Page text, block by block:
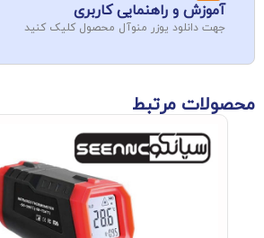
آموزش و راهنمایی کاربری
جهت دانلود یوزر منوآل محصول کلیک کنید
محصولات مرتبط